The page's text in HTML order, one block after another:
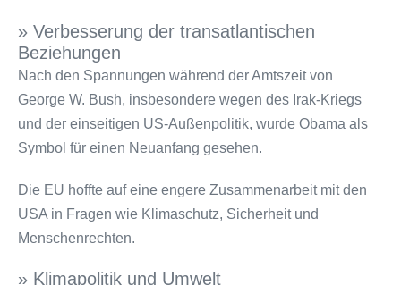
» Verbesserung der transatlantischen
Beziehungen
Nach den Spannungen während der Amtszeit von
George W. Bush, insbesondere wegen des Irak-Kriegs
und der einseitigen US-Außenpolitik, wurde Obama als
Symbol für einen Neuanfang gesehen.
Die EU hoffte auf eine engere Zusammenarbeit mit den
USA in Fragen wie Klimaschutz, Sicherheit und
Menschenrechten.
» Klimapolitik und Umwelt